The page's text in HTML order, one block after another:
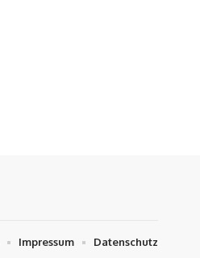
Impressum Datenschutz